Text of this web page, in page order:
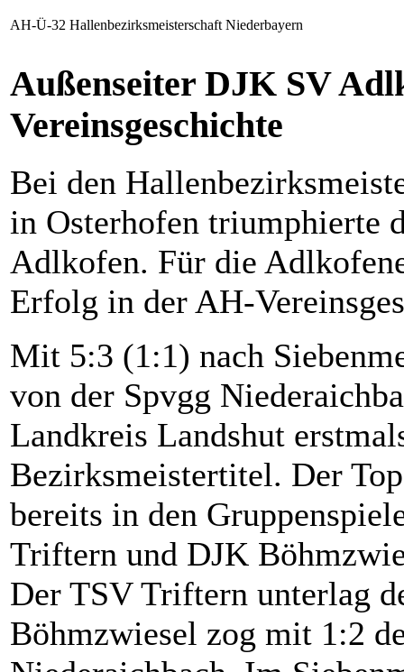
AH-Ü-32 Hallenbezirksmeisterschaft Niederbayern
Außenseiter DJK SV
Vereinsgeschichte
Bei den
in Osterhofen triumphierte
Adlkofen. Für die
Erfolg in der AH-
Mit 5:3 (1:1) nach
von der Spvgg
Landkreis Landshut
Bezirksmeistertitel. Der
bereits in den
Triftern und DJK
Der TSV Triftern unterlag
Böhmzwiesel zog mit 1:2